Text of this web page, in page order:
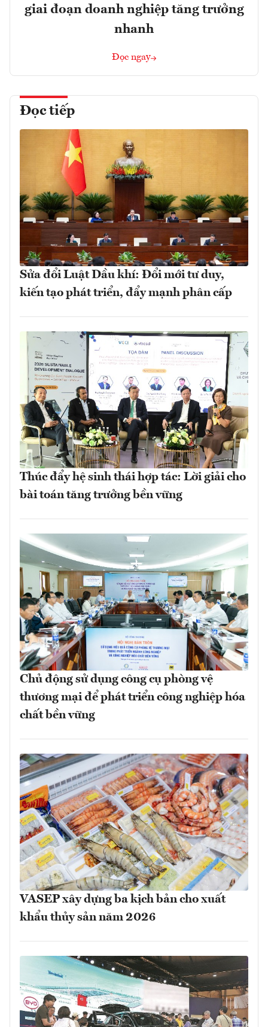
giai đoạn doanh nghiệp tăng trưởng
nhanh
Đọc ngay
Đọc tiếp
Sửa đổi Luật Dầu khí: Đổi mới tư duy,
kiến tạo phát triển, đẩy mạnh phân cấp
Thúc đẩy hệ sinh thái hợp tác: Lời giải cho
bài toán tăng trưởng bền vững
Chủ động sử dụng công cụ phòng vệ
thương mại để phát triển công nghiệp hóa
chất bền vững
VASEP xây dựng ba kịch bản cho xuất
khẩu thủy sản năm 2026